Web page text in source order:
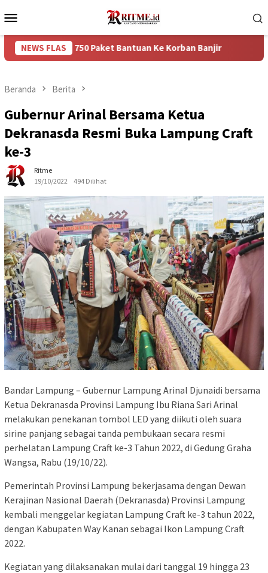
ke
Mobile
NEWS FLAS
750 Paket Bantuan Ke Korban Banjir Puncak Arus
Beranda Berita
Gubernur Arinal Bersama Ketua
Dekranasda Resmi Buka Lampung Craft
ke-3
Ritme
19/10/2022
494 Dilihat
Bandar Lampung – Gubernur Lampung Arinal Djunaidi bersama
Ketua Dekranasda Provinsi Lampung Ibu Riana Sari Arinal
melakukan penekanan tombol LED yang diikuti oleh suara
sirine panjang sebagai tanda pembukaan secara resmi
perhelatan Lampung Craft ke-3 Tahun 2022, di Gedung Graha
Wangsa, Rabu (19/10/22).
Pemerintah Provinsi Lampung bekerjasama dengan Dewan
Kerajinan Nasional Daerah (Dekranasda) Provinsi Lampung
kembali menggelar kegiatan Lampung Craft ke-3 tahun 2022,
dengan Kabupaten Way Kanan sebagai Ikon Lampung Craft
2022.
Kegiatan yang dilaksanakan mulai dari tanggal 19 hingga 23